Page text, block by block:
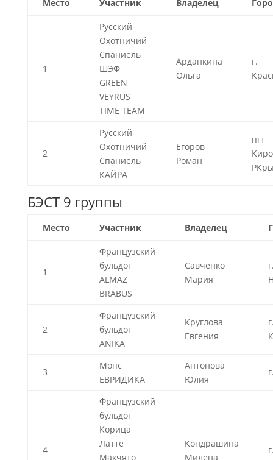
Место Участник Владелец
1
Русский
Охотничий
Спаниель
ШЭФ
GREEN
VEYRUS
TIME TEAM
Арданкина
Ольга
г.
2
Русский
Охотничий
Спаниель
КАЙРА
Егоров
Роман
пгт
БЭСТ 9 группы
Место Участник Владелец
1
Французский
бульдог
ALMAZ
BRABUS
Савченко
Мария
2
Французский
бульдог
ANIKA
Круглова
Евгения
3
Мопс
ЕВРИДИКА
Антонова
Юлия
4
Французский
бульдог
Корица
Латте
Макчято
Кондрашина
Милена